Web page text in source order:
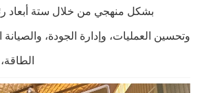
بشكل منهجي من خلال ستة أبعاد
وتحسين العمليات، وإدارة الجودة، والصيانة